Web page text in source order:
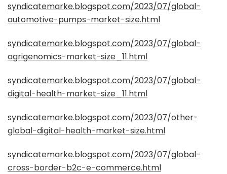
syndicatemarke.blogspot.com/2023/07/global-
automotive-pumps-market-size.html
syndicatemarke.blogspot.com/2023/07/global-
agrigenomics-market-size_11.html
syndicatemarke.blogspot.com/2023/07/global-
digital-health-market-size_11.html
syndicatemarke.blogspot.com/2023/07/other-
global-digital-health-market-size.html
syndicatemarke.blogspot.com/2023/07/global-
cross-border-b2c-e-commerce.html